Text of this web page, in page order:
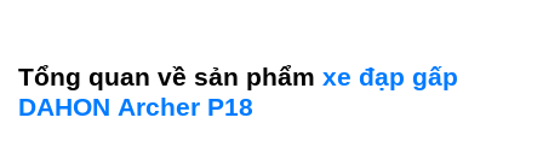
Tổng quan về sản phẩm xe đạp gấp
DAHON Archer P18